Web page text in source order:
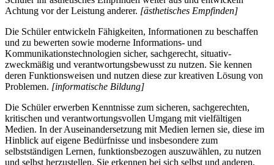
Achtung vor der Leistung anderer. [ästhetisches Empfinden]
Die Schüler entwickeln Fähigkeiten, Informationen zu beschaffen
und zu bewerten sowie moderne Informations- und
Kommunikationstechnologien sicher, sachgerecht, situativ-
zweckmäßig und verantwortungsbewusst zu nutzen. Sie kennen
deren Funktionsweisen und nutzen diese zur kreativen Lösung von
Problemen. [informatische Bildung]
Die Schüler erwerben Kenntnisse zum sicheren, sachgerechten,
kritischen und verantwortungsvollen Umgang mit vielfältigen
Medien. In der Auseinandersetzung mit Medien lernen sie, diese im
Hinblick auf eigene Bedürfnisse und insbesondere zum
selbstständigen Lernen, funktionsbezogen auszuwählen, zu nutzen
und selbst herzustellen. Sie erkennen bei sich selbst und anderen,